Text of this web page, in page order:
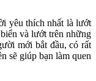
yêu thích nhất là lướt
và lướt trên những
mới bắt đầu, có rất
sẽ giúp bạn làm quen